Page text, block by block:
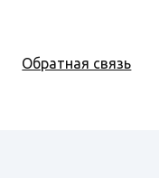
Обратная связь